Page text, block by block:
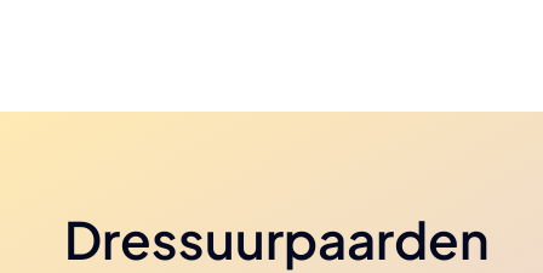
Dressuurpaarden